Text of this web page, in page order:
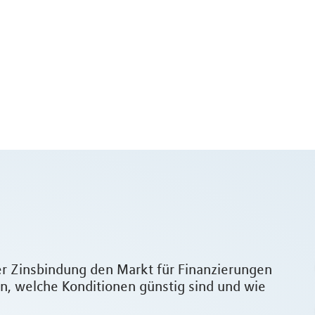
Zinsbindung den Markt für Finanzierungen
welche Konditionen günstig sind und wie